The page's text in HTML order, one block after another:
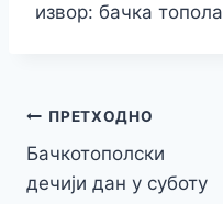
извор: бачка топола
Кретање
чланка
ПРЕТХОДНО
Бачкотополски
дечији дан у суботу